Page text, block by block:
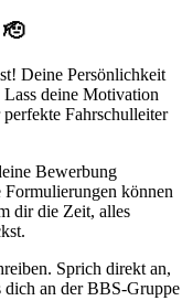
Deine Persönlichkeit
deine Motivation
Fahrschulleiter
Bewerbung
können
dir die Zeit, alles
Sprich direkt an,
dich an der BBS-Gruppe